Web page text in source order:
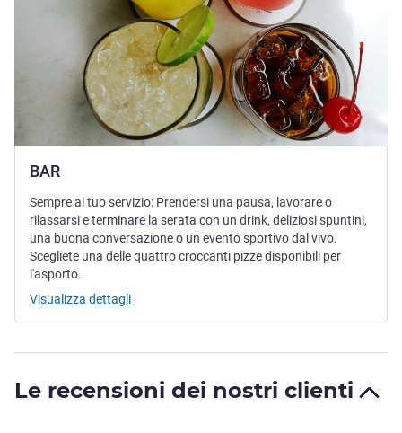
BAR
Sempre al tuo servizio: Prendersi una pausa, lavorare o
rilassarsi e terminare la serata con un drink, deliziosi spuntini,
una buona conversazione o un evento sportivo dal vivo.
Scegliete una delle quattro croccanti pizze disponibili per
l'asporto.
Visualizza dettagli
Le recensioni dei nostri clienti